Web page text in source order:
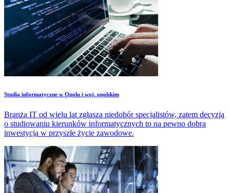
Studia informatyczne w Opolu i woj. opolskim
Branża IT od wielu lat zgłasza niedobór specjalistów, zatem decyzja
o studiowaniu kierunków informatycznych to na pewno dobra
inwestycja w przyszłe życie zawodowe.